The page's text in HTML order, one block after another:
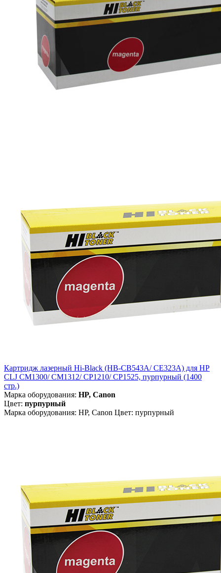
Картридж лазерный Hi-Black (HB-CB543A/ CE323A) для HP
CLJ CM1300/ CM1312/ CP1210/ CP1525, пурпурный (1400
стр.)
Марка оборудования: HP, Canon
Цвет: пурпурный
Марка оборудования: HP, Canon Цвет: пурпурный